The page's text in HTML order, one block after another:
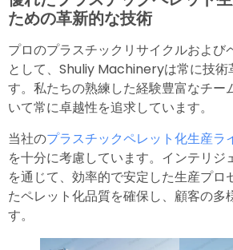
ための革新的な技術
プロのプラスチックリサイクルおよび
として、Shuliy Machineryは常に技術
す。私たちの熟練した経験豊富なチー
いて常に卓越性を追求しています。
当社のプラスチックペレット化生産ラ
を十分に考慮しています。インテリジ
を通じて、効率的で安定した生産プロ
たペレット化品質を確保し、顧客の多
す。